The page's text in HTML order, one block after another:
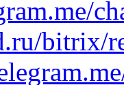
bitrix/